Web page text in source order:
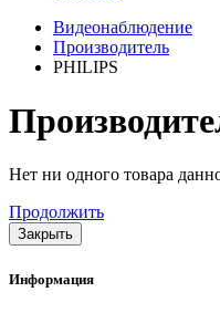
Видеонаблюдение
Производитель
PHILIPS
Нет ни одного товара
Продолжить
Закрыть
Информация